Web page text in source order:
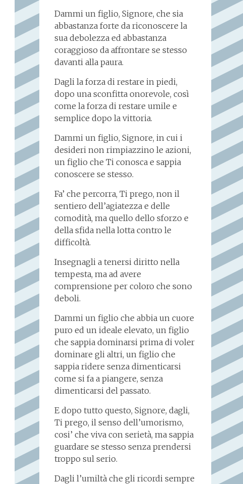
Dammi un figlio, Signore, che sia
abbastanza forte da riconoscere la
sua debolezza ed abbastanza
coraggioso da affrontare se stesso
davanti alla paura.
Dagli la forza di restare in piedi,
dopo una sconfitta onorevole, così
come la forza di restare umile e
semplice dopo la vittoria.
Dammi un figlio, Signore, in cui i
desideri non rimpiazzino le azioni,
un figlio che Ti conosca e sappia
conoscere se stesso.
Fa’ che percorra, Ti prego, non il
sentiero dell’agiatezza e delle
comodità, ma quello dello sforzo e
della sfida nella lotta contro le
difficoltà.
Insegnagli a tenersi diritto nella
tempesta, ma ad avere
comprensione per coloro che sono
deboli.
Dammi un figlio che abbia un cuore
puro ed un ideale elevato, un figlio
che sappia dominarsi prima di voler
dominare gli altri, un figlio che
sappia ridere senza dimenticarsi
come si fa a piangere, senza
dimenticarsi del passato.
E dopo tutto questo, Signore, dagli,
Ti prego, il senso dell’umorismo,
cosi’ che viva con serietà, ma sappia
guardare se stesso senza prendersi
troppo sul serio.
Dagli l’umiltà che gli ricordi sempre